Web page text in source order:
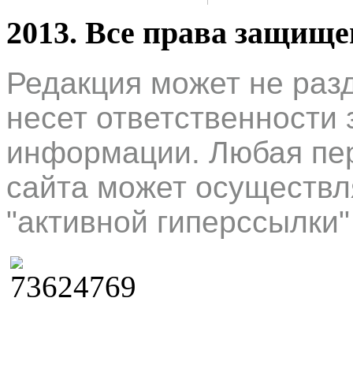
2013. Все права
Редакция может не
несет
информации. Любая
сайта может
"активной